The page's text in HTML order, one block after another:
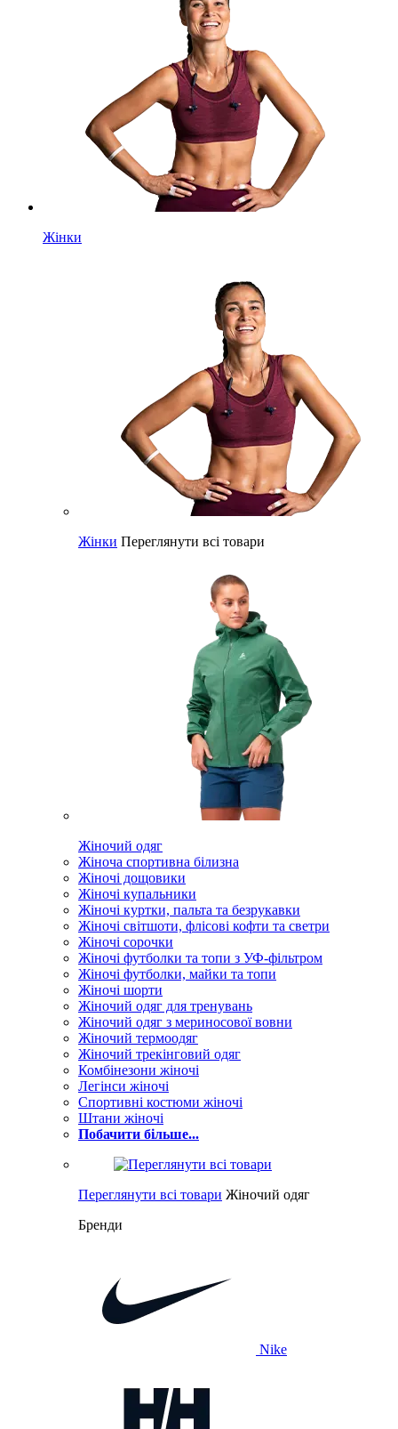
Жінки
Жінки Переглянути всі товари
Жіночий одяг
Жіноча спортивна білизна
Жіночі дощовики
Жіночі купальники
Жіночі куртки, пальта та безрукавки
Жіночі світшоти, флісові кофти та светри
Жіночі сорочки
Жіночі футболки та топи з УФ-фільтром
Жіночі футболки, майки та топи
Жіночі шорти
Жіночий одяг для тренувань
Жіночий одяг з мериносової вовни
Жіночий термоодяг
Жіночий трекінговий одяг
Комбінезони жіночі
Легінси жіночі
Спортивні костюми жіночі
Штани жіночі
Побачити більше...
Переглянути всі товари Жіночий одяг
Бренди
Nike